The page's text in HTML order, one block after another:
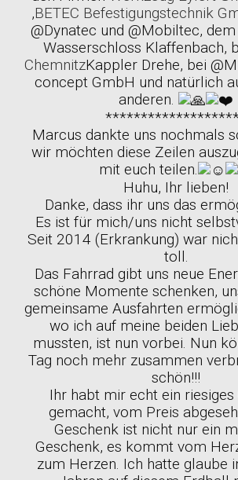
,BETEC Befestigungstechnik
@Dynatec und @Mobiltec,
Wasserschloss Klaffenbach,
ChemnitzKappler Drehe, bei
concept GmbH und natürlich
anderen.
Marcus dankte uns nochmals
wir möchten diese Zeilen
mit euch teilen.
Huhu, Ihr lieben!
Danke, dass ihr uns das
Es ist für mich/uns nicht
Seit 2014 (Erkrankung) war
toll.
Das Fahrrad gibt uns neue
schöne Momente schenken,
gemeinsame Ausfahrten
wo ich auf meine beiden
mussten, ist nun vorbei. Nun
Tag noch mehr zusammen
schön!!!
Ihr habt mir echt ein riesiges
gemacht, vom Preis
Geschenk ist nicht nur ein
Geschenk, es kommt vom
zum Herzen. Ich hatte glaube